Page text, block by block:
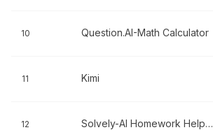
10 Question.AI-Math Calculator
11 Kimi
12 Solvely-AI Homework Helper